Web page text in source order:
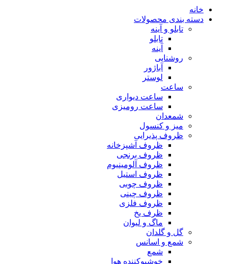
خانه
دسته بندی محصولات
تابلو و آینه
تابلو
آینه
روشنایی
آباژور
لوستر
ساعت
ساعت دیواری
ساعت رومیزی
شمعدان
میز و کنسول
ظروف پذیرایی
ظروف آشپزخانه
ظروف برنجی
ظروف آلومینیوم
ظروف استیل
ظروف چوبی
ظروف چینی
ظروف فلزی
ظرف یخ
ماگ و لیوان
گل و گلدان
شمع و اسانس
شمع
خوشبوکننده هوا